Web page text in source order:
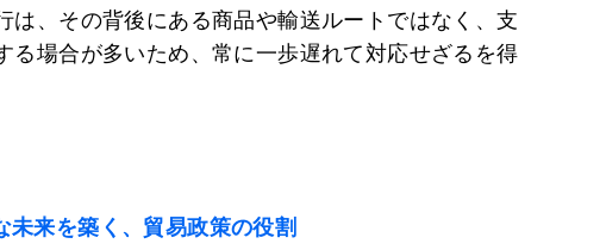
は、その背後にある商品や輸送ルートではなく、支
る場合が多いため、常に一歩遅れて対応せざるを得
未来を築く、貿易政策の役割